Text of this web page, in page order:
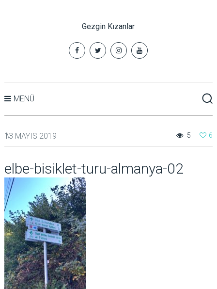
Gezgin Kızanlar
MENÜ
13 MAYIS 2019 6
5
elbe-bisiklet-turu-almanya-02